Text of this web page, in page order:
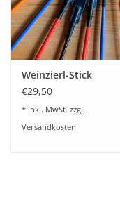
Weinzierl-Stick
€29,50
* Inkl. MwSt. zzgl.
Versandkosten